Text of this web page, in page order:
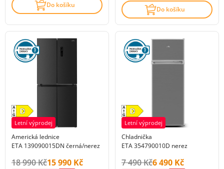
Do košíku Do košíku
Letní výprodej
Americká lednice
ETA 139090015DN černá/nerez
Původní cena s DPH:
18 990 KčCena s DPH:
15 990 Kč
Letní výprodej
Chladnička
ETA 354790010D nerez
Původní cena s DPH:
7 490 KčCena s DPH:
6 490 Kč